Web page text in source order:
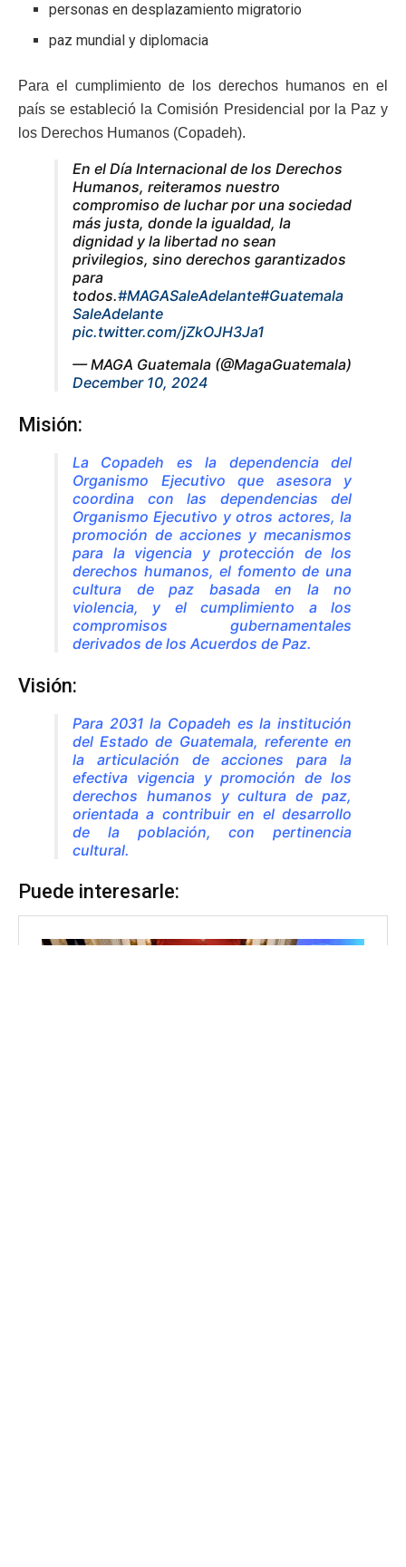
personas en desplazamiento migratorio
paz mundial y diplomacia
Para el cumplimiento de los derechos humanos en el
país se estableció la Comisión Presidencial por la Paz y
los Derechos Humanos (Copadeh).
En el Día Internacional de los Derechos
Humanos, reiteramos nuestro
compromiso de luchar por una sociedad
más justa, donde la igualdad, la
dignidad y la libertad no sean
privilegios, sino derechos garantizados
para
todos.#MAGASaleAdelante#Guatemala
SaleAdelante
pic.twitter.com/jZkOJH3Ja1
— MAGA Guatemala (@MagaGuatemala)
December 10, 2024
Misión:
La Copadeh es la dependencia del
Organismo Ejecutivo que asesora y
coordina con las dependencias del
Organismo Ejecutivo y otros actores, la
promoción de acciones y mecanismos
para la vigencia y protección de los
derechos humanos, el fomento de una
cultura de paz basada en la no
violencia, y el cumplimiento a los
compromisos gubernamentales
derivados de los Acuerdos de Paz.
Visión:
Para 2031 la Copadeh es la institución
del Estado de Guatemala, referente en
la articulación de acciones para la
efectiva vigencia y promoción de los
derechos humanos y cultura de paz,
orientada a contribuir en el desarrollo
de la población, con pertinencia
cultural.
Puede interesarle: